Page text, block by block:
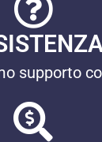
supporto